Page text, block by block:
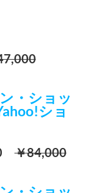
・ショッ
ショ
￥84,000